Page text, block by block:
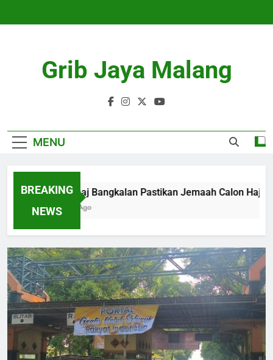
Grib Jaya Malang
MENU
BREAKING
NEWS
Kemenhaj Bangkalan Pastikan Jemaah Calon Haji Aman
4 Months Ago